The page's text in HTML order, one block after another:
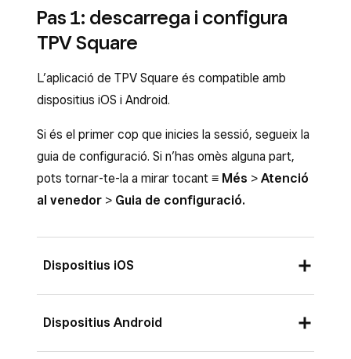
Pas 1: descarrega i configura
TPV Square
L’aplicació de TPV Square és compatible amb
dispositius iOS i Android.
Si és el primer cop que inicies la sessió, segueix la
guia de configuració. Si n’has omès alguna part,
pots tornar-te-la a mirar tocant ≡ Més > Atenció
al venedor > Guia de configuració.
Dispositius iOS
superior. Descarrega l’aplicació de TPV Square:
Dispositius Android